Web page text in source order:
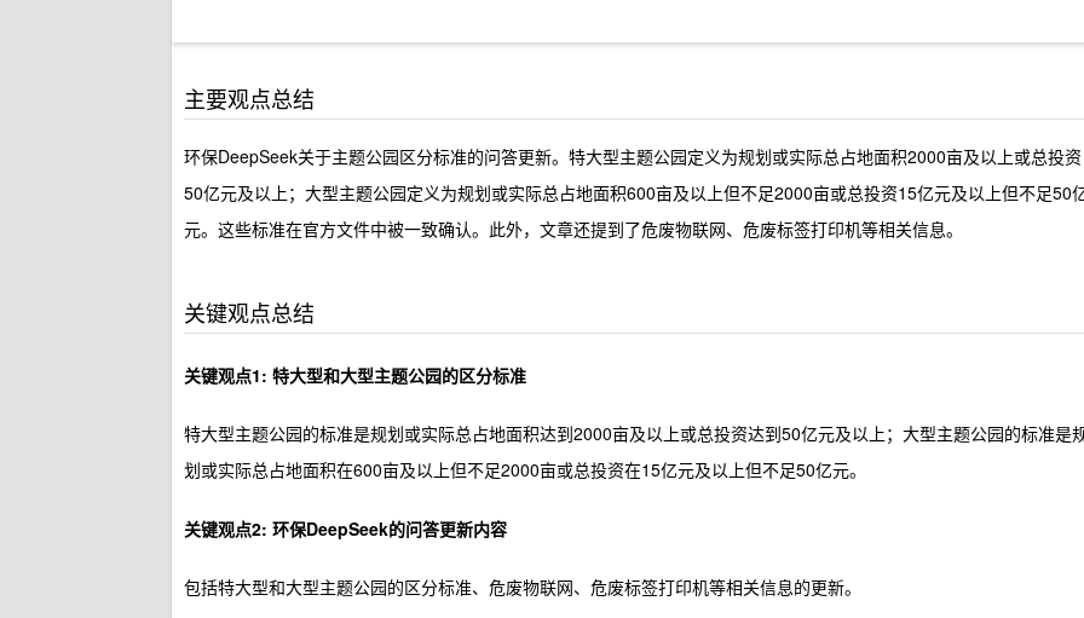
主要观点总结
环保DeepSeek关于主题公园区分标准的问答更新。特大型主题公园定义为规划或实际总占地面积2000亩及以上或总投资
50亿元及以上；大型主题公园定义为规划或实际总占地面积600亩及以上但不足2000亩或总投资15亿元及以上但不足50
元。这些标准在官方文件中被一致确认。此外，文章还提到了危废物联网、危废标签打印机等相关信息。
关键观点总结
关键观点1: 特大型和大型主题公园的区分标准
特大型主题公园的标准是规划或实际总占地面积达到2000亩及以上或总投资达到50亿元及以上；大型主题公园的标准是
划或实际总占地面积在600亩及以上但不足2000亩或总投资在15亿元及以上但不足50亿元。
关键观点2: 环保DeepSeek的问答更新内容
包括特大型和大型主题公园的区分标准、危废物联网、危废标签打印机等相关信息的更新。